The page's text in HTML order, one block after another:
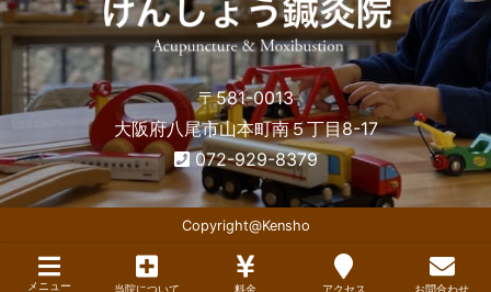
〒581-0013
大阪府八尾市山本町南５丁目8-17
072-929-8379
Copyright@Kensho
メニュー 当院について 料金 アクセス お問合わせ